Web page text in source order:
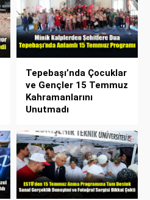
Tepebaşı’nda Çocuklar
ve Gençler 15 Temmuz
Kahramanlarını
Unutmadı